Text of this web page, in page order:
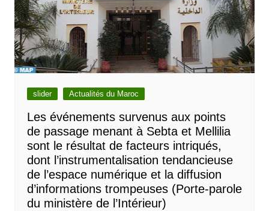
slider Actualités du Maroc
Les événements survenus aux points
de passage menant à Sebta et Mellilia
sont le résultat de facteurs intriqués,
dont l’instrumentalisation tendancieuse
de l’espace numérique et la diffusion
d’informations trompeuses (Porte-parole
du ministère de l’Intérieur)